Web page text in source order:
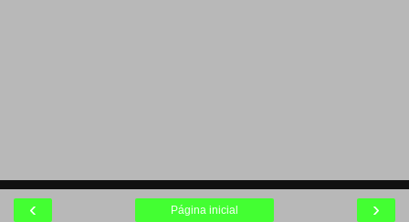
‹ ›
Página inicial